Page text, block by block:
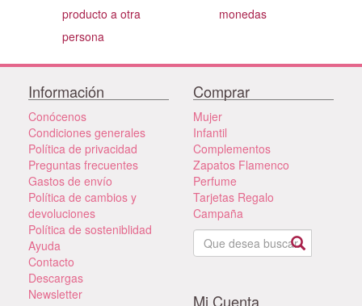
producto a otra
persona
monedas
Información
Conócenos
Condiciones generales
Política de privacidad
Preguntas frecuentes
Gastos de envío
Política de cambios y
devoluciones
Política de sosteniblidad
Ayuda
Contacto
Descargas
Newsletter
Comprar
Mujer
Infantil
Complementos
Zapatos Flamenco
Perfume
Tarjetas Regalo
Campaña
Mi Cuenta